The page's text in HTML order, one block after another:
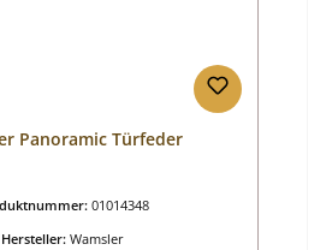
Panoramic Türfeder
01014348
Hersteller: Wamsler